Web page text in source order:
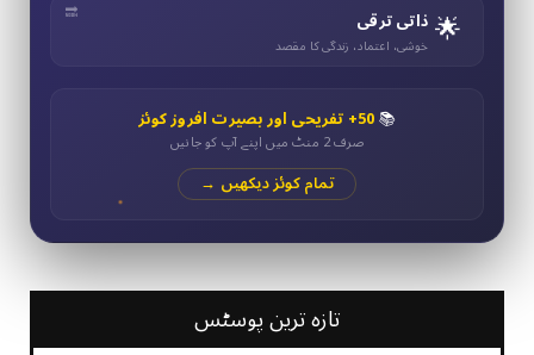
🌟 ذاتی ترقی
خوشی، اعتماد، زندگی کا مقصد
📚50+ تفریحی اور بصیرت افروز کوئز
صرف 2 منٹ میں اپنے آپ کو جانیں
تمام کوئز دیکھیں →
تازہ ترین پوسٹس